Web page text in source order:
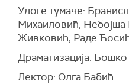
Улоге тумаче:
Михаиловић,
Живковић, Раде
Драматизација:
Лектор: Олга Бабић